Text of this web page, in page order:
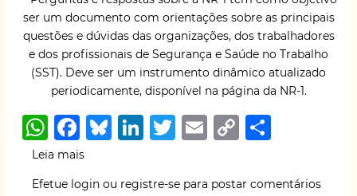
em
foco
ser um documento com orientações sobre as principais
questões e dúvidas das organizações, dos trabalhadores
e dos profissionais de Segurança e Saúde no Trabalho
(SST). Deve ser um instrumento dinâmico atualizado
periodicamente, disponível na página da NR-1.
W
h
at
F
a
c
B
lu
e
Li
n
k
T
w
it
E
m
ai
C
o
p ar
Leia mais
e
Efetue login ou registre-se para postar comentários